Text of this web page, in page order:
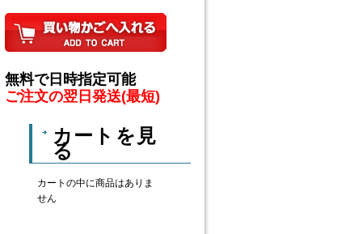
無料で日時指定可能
ご注文の翌日発送(最短)
カートを見
る
カートの中に商品はありま
せん